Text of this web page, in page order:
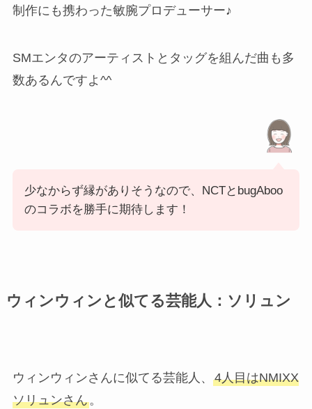
制作にも携わった敏腕プロデューサー♪
SMエンタのアーティストとタッグを組んだ曲も多
数あるんですよ^^
少なからず縁がありそうなので、NCTとbugAboo
のコラボを勝手に期待します！
ウィンウィンと似てる芸能人：ソリュン
ウィンウィンさんに似てる芸能人、 4人目はNMIXX
ソリュンさん。